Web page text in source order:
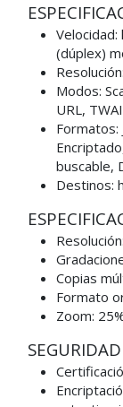
(dúplex)
Modos:
URL,
Formatos:
buscable,
Destinos:
Copias
Formato
Zoom: